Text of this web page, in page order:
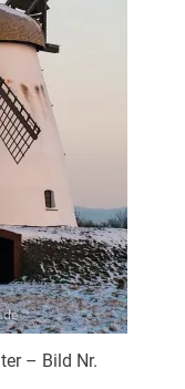
– Bild Nr.